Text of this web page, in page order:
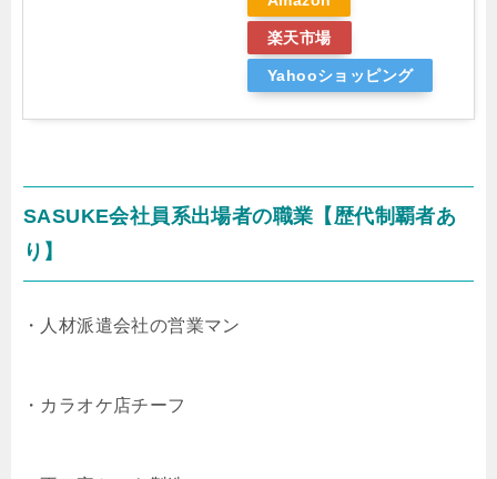
楽天市場
Yahooショッピング
SASUKE会社員系出場者の職業【歴代制覇者あ
り】
・人材派遣会社の営業マン
・カラオケ店チーフ